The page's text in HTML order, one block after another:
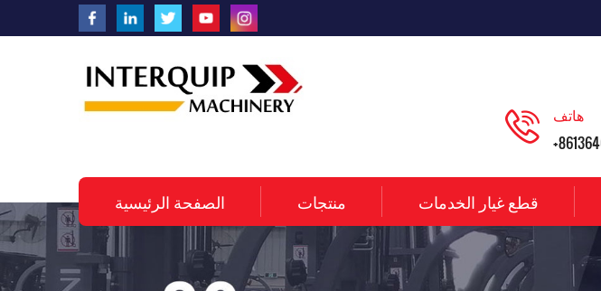
هاتف
الصفحة الرئيسية منتجات قطع غيار الخدمات